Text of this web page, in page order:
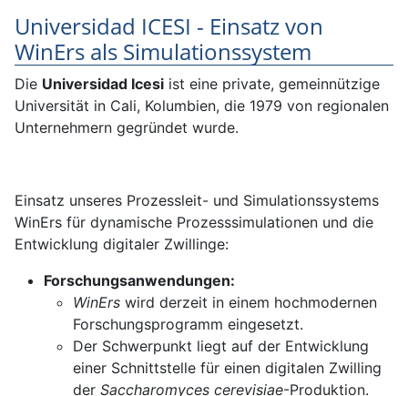
Universidad ICESI - Einsatz von
WinErs als Simulationssystem
Die Universidad Icesi ist eine private, gemeinnützige
Universität in Cali, Kolumbien, die 1979 von regionalen
Unternehmern gegründet wurde.
Einsatz unseres Prozessleit- und Simulationssystems
WinErs für dynamische Prozesssimulationen und die
Entwicklung digitaler Zwillinge:
Forschungsanwendungen:
WinErs wird derzeit in einem hochmodernen
Forschungsprogramm eingesetzt.
Der Schwerpunkt liegt auf der Entwicklung
einer Schnittstelle für einen digitalen Zwilling
der Saccharomyces cerevisiae-Produktion.